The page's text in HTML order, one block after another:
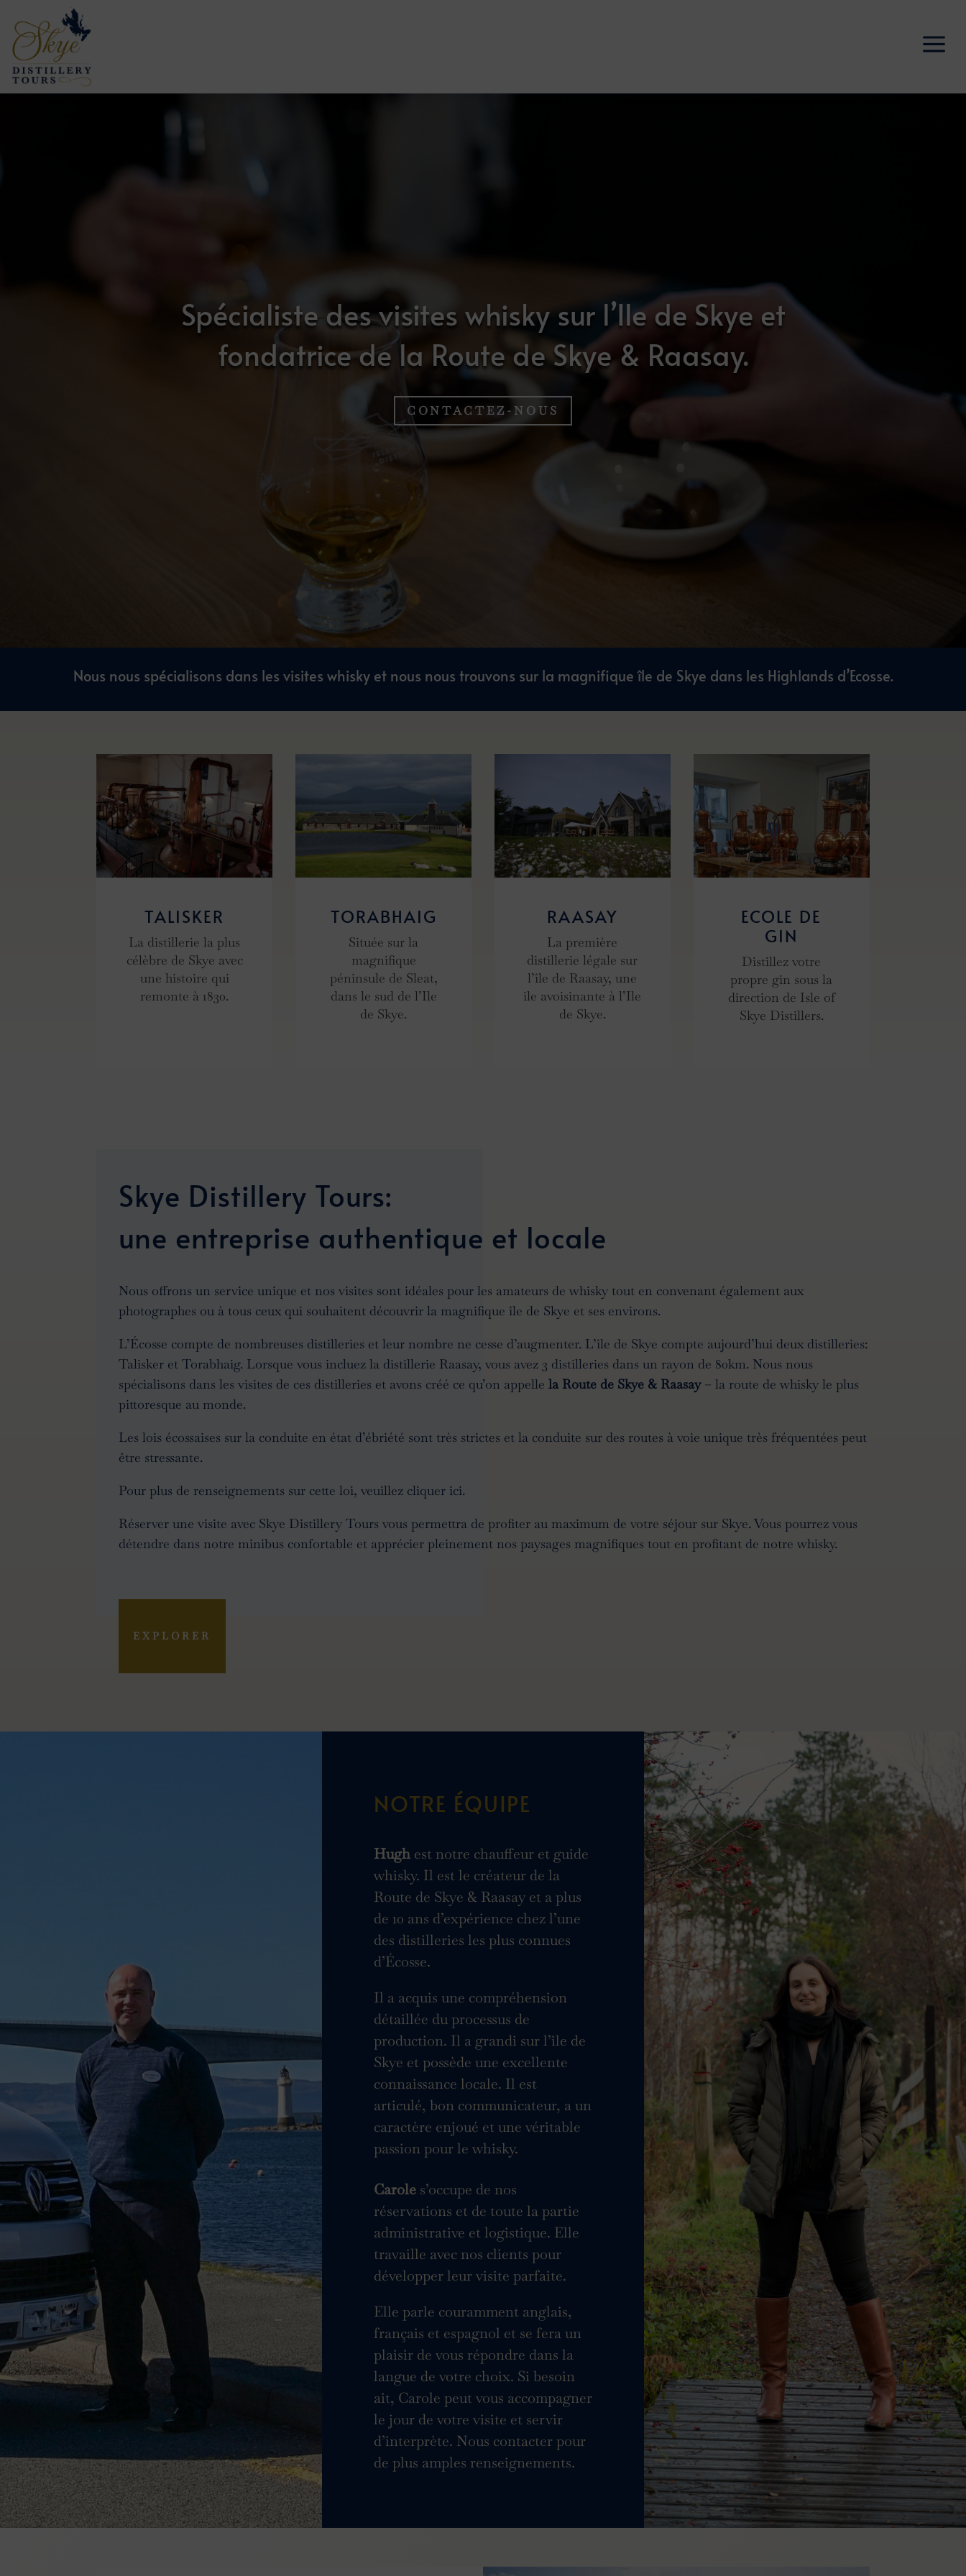
a
Spécialiste des visites whisky sur l’Ile de Skye et
fondatrice de la Route de Skye & Raasay.
CONTACTEZ-NOUS
Nous nous spécialisons dans les visites whisky et nous nous trouvons sur la magnifique île de Skye dans les Highlands d’Ecosse.
TALISKER
La distillerie la plus
célèbre de Skye avec
une histoire qui
remonte à 1830.
TORABHAIG
Située sur la
magnifique
péninsule de Sleat,
dans le sud de l’Ile
de Skye.
RAASAY
La première
distillerie légale sur
l’île de Raasay, une
ile avoisinante à l’Ile
de Skye.
ECOLE DE
GIN
Distillez votre
propre gin sous la
direction de Isle of
Skye Distillers.
Skye Distillery Tours:
une entreprise authentique et locale
Nous offrons un service unique et nos visites sont idéales pour les amateurs de whisky tout en convenant également aux
photographes ou à tous ceux qui souhaitent découvrir la magnifique île de Skye et ses environs.
L’Écosse compte de nombreuses distilleries et leur nombre ne cesse d’augmenter. L’île de Skye compte aujourd’hui deux distilleries:
Talisker et Torabhaig. Lorsque vous incluez la distillerie Raasay, vous avez 3 distilleries dans un rayon de 80km. Nous nous
spécialisons dans les visites de ces distilleries et avons créé ce qu’on appellela Route de Skye & Raasay– la route de whisky le plus
pittoresque au monde.
Les lois écossaises sur la conduite en état d’ébriété sont très strictes et la conduite sur des routes à voie unique très fréquentées peut
être stressante.
Pour plus de renseignements sur cette loi, veuillez cliquer ici.
Réserver une visite avec Skye Distillery Tours vous permettra de profiter au maximum de votre séjour sur Skye. Vous pourrez vous
détendre dans notre minibus confortable et apprécier pleinement nos paysages magnifiques tout en profitant de notre whisky.
EXPLORER
NOTRE ÉQUIPE
Hughest notre chauffeur et guide
whisky. Il est le créateur de la
Route de Skye & Raasay et a plus
de 10 ans d’expérience chez l’une
des distilleries les plus connues
d’Écosse.
Il a acquis une compréhension
détaillée du processus de
production. Il a grandi sur l’île de
Skye et possède une excellente
connaissance locale. Il est
articulé, bon communicateur, a un
caractère enjoué et une véritable
passion pour le whisky.
Caroles’occupe de nos
réservations et de toute la partie
administrative et logistique. Elle
travaille avec nos clients pour
développer leur visite parfaite.
Elle parle couramment anglais,
français et espagnol et se fera un
plaisir de vous répondre dans la
langue de votre choix. Si besoin
ait, Carole peut vous accompagner
le jour de votre visite et servir
d’interprète. Nous contacter pour
de plus amples renseignements.